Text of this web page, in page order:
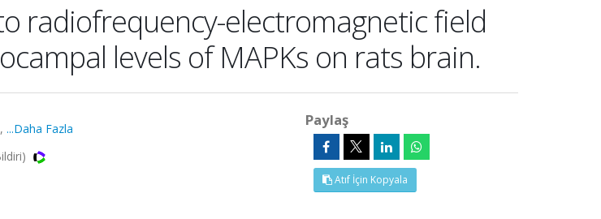
radiofrequency-electromagnetic field
levels of MAPKs on rats brain.
, ...Daha Fazla
Paylaş
Atıf İçin Kopyala